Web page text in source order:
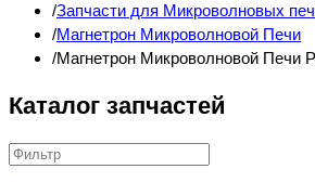
Запчасти для Микроволновых
Магнетрон Микроволновой Печи
Магнетрон Микроволновой Печи
Каталог запчастей